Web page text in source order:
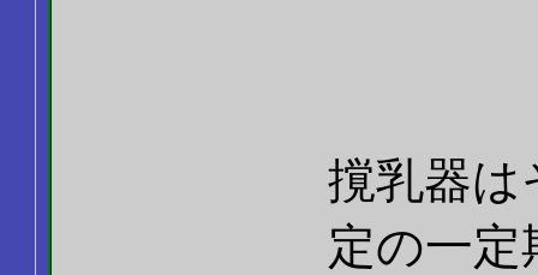
撹乳器は
定の一